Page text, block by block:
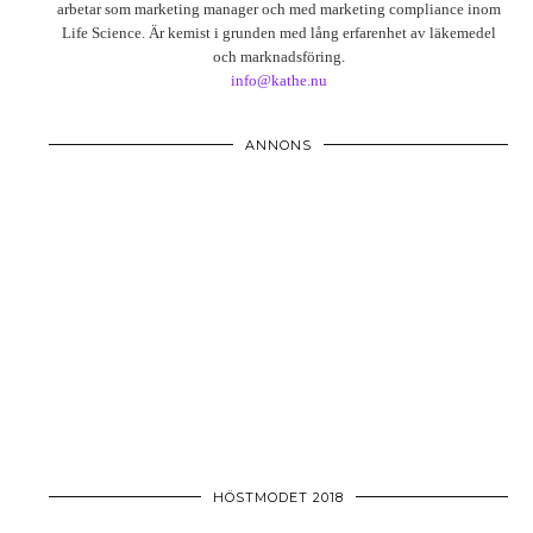
arbetar som marketing manager och med marketing compliance inom
Life Science. Är kemist i grunden med lång erfarenhet av läkemedel
och marknadsföring.
info@kathe.nu
ANNONS
HÖSTMODET 2018